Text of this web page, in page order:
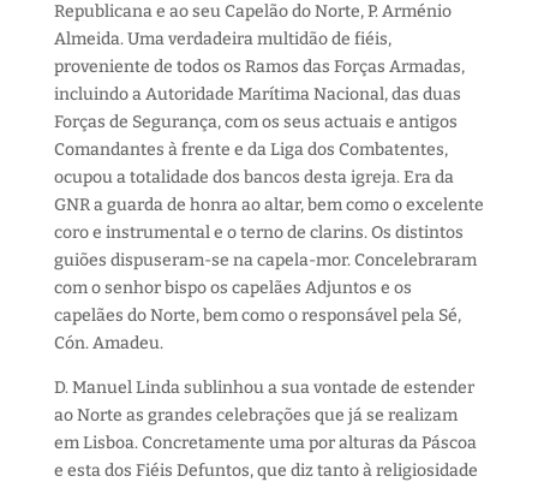
Republicana e ao seu Capelão do Norte, P. Arménio
Almeida. Uma verdadeira multidão de fiéis,
proveniente de todos os Ramos das Forças Armadas,
incluindo a Autoridade Marítima Nacional, das duas
Forças de Segurança, com os seus actuais e antigos
Comandantes à frente e da Liga dos Combatentes,
ocupou a totalidade dos bancos desta igreja. Era da
GNR a guarda de honra ao altar, bem como o excelente
coro e instrumental e o terno de clarins. Os distintos
guiões dispuseram-se na capela-mor. Concelebraram
com o senhor bispo os capelães Adjuntos e os
capelães do Norte, bem como o responsável pela Sé,
Cón. Amadeu.
D. Manuel Linda sublinhou a sua vontade de estender
ao Norte as grandes celebrações que já se realizam
em Lisboa. Concretamente uma por alturas da Páscoa
e esta dos Fiéis Defuntos, que diz tanto à religiosidade